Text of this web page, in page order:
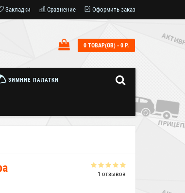
Закладки Сравнение Оформить заказ
0 ТОВАР(ОВ) - 0 Р.
ЗИМНИЕ ПАЛАТКИ
1 отзывов